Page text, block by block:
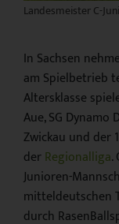
Landesmeister C-
In Sachsen
am Spielbetrieb
Altersklasse
Aue, SG Dynamo
Zwickau und der
derRegionalliga.
Junioren-
mitteldeutschen
durch